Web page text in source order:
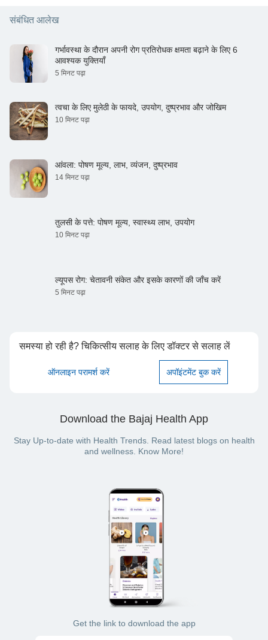
संबंधित आलेख
गर्भावस्था के दौरान अपनी रोग प्रतिरोधक क्षमता बढ़ाने के लिए 6
आवश्यक युक्तियाँ
5 मिनट पढ़ा
त्वचा के लिए मुलेठी के फायदे, उपयोग, दुष्प्रभाव और जोखिम
10 मिनट पढ़ा
आंवला: पोषण मूल्य, लाभ, व्यंजन, दुष्प्रभाव
14 मिनट पढ़ा
तुलसी के पत्ते: पोषण मूल्य, स्वास्थ्य लाभ, उपयोग
10 मिनट पढ़ा
ल्यूपस रोग: चेतावनी संकेत और इसके कारणों की जाँच करें
5 मिनट पढ़ा
समस्या हो रही है? चिकित्सीय सलाह के लिए डॉक्टर से सलाह लें
ऑनलाइन परामर्श करें अपॉइंटमेंट बुक करें
Download the Bajaj Health App
Stay Up-to-date with Health Trends. Read latest blogs on health
and wellness. Know More!
Get the link to download the app